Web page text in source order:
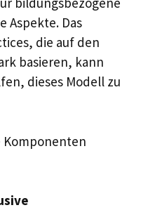
Aspekte. Das
die auf den
basieren, kann
dieses Modell zu
Komponenten